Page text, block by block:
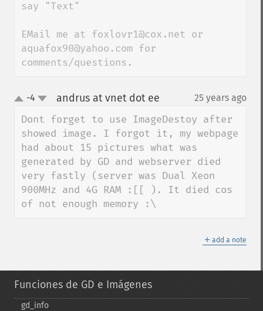
say "Text"
EMail me at foxlovr1@cox.net or
aquafox90@yahoo.com for
comments/questions.
up-4 andrus at vnet dot ee 25 years ago
Dont forget to use ImageDestoy after
showed image. I forgot it, my webpage
had about 15 pictures what was
generated by GD and webserver died
very fastly (server was Dual Xeon
900MHz and 4G RAM :[[ ). It died cos
of not enough memory :\
＋ add a note
Funciones de GD e Imágenes
gd_​info